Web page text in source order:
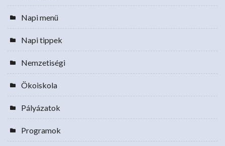
Napi menü
Napi tippek
Nemzetiségi
Ökoiskola
Pályázatok
Programok